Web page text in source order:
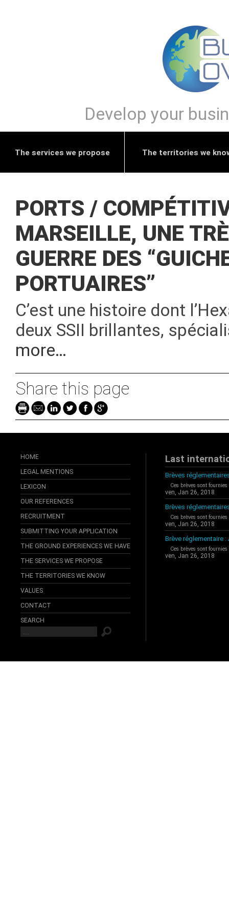
Develop your
The services we propose The territories we
PORTS /
MARSEILLE, UNE
GUERRE DES
PORTUAIRES”
C’est une histoire dont
deux SSII brillantes,
more…
Share this page
HOME
LEGAL MENTIONS
LEXICON
OUR REFERENCES
RECRUITMENT
SUBMITTING YOUR APPLICATION
THE GROUND EXPERIENCES WE HAVE
THE SERVICES WE PROPOSE
THE TERRITORIES WE KNOW
VALUES
CONTACT
SEARCH
Last
Brèves
Ces brèves sont
ven, Jan 26, 2018
Brèves
Ces brèves sont
ven, Jan 26, 2018
Brève réglementaire :
Ces brèves sont
ven, Jan 26, 2018